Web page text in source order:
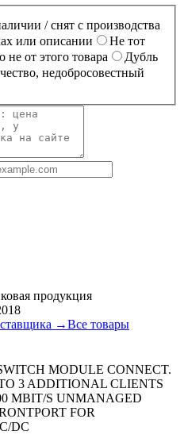
/ снят с производства
или описании
Не тот
не от этого товара
Дубль
недобросовестный
продукция
→Все товары
MODULE CONNECT.
3 ADDITIONAL CLIENTS
MBIT/S UNMANAGED
FOR
DC